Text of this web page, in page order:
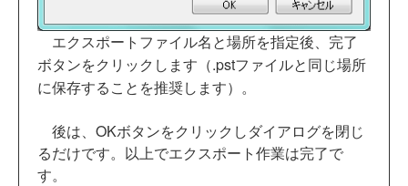
エクスポートファイル名と場所を指定後、完了
ボタンをクリックします （.pstファイルと同じ場所
に保存することを推奨します）。
後は、OKボタンをクリックしダイアログを閉じ
るだけです。以上でエクスポート作業は完了で
す。